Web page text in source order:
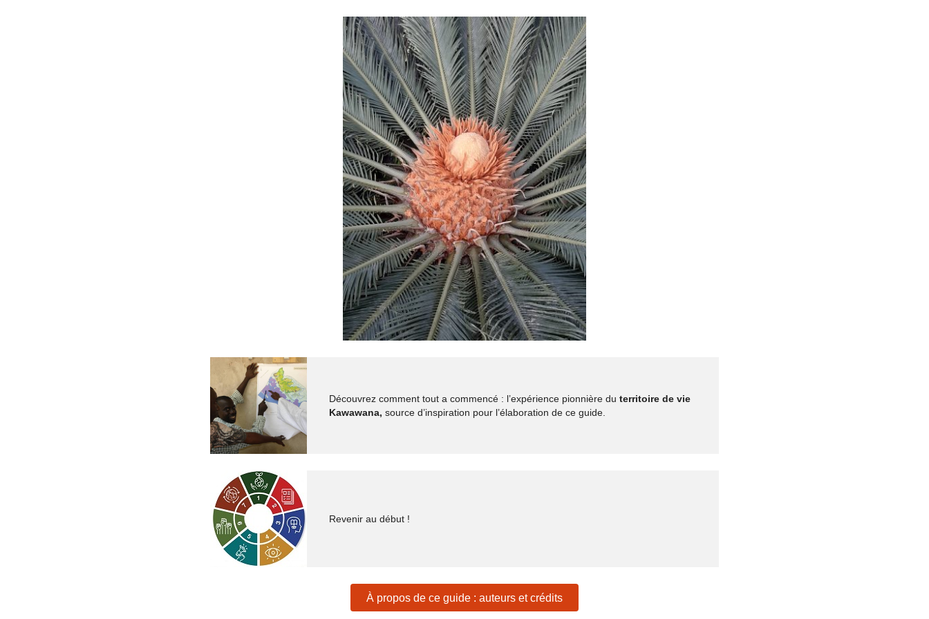
Découvrez comment tout a commencé : l’expérience pionnière du territoire de vie
Kawawana, source d’inspiration pour l’élaboration de ce guide.
Revenir au début !
À propos de ce guide : auteurs et crédits